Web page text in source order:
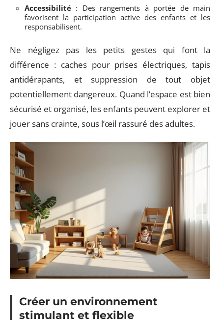
Accessibilité : Des rangements à portée de main
favorisent la participation active des enfants et les
responsabilisent.
Ne négligez pas les petits gestes qui font la
différence : caches pour prises électriques, tapis
antidérapants, et suppression de tout objet
potentiellement dangereux. Quand l’espace est bien
sécurisé et organisé, les enfants peuvent explorer et
jouer sans crainte, sous l’œil rassuré des adultes.
Créer un environnement
stimulant et flexible